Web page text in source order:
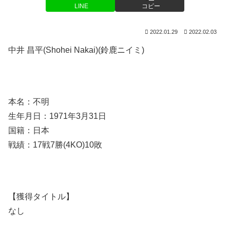
LINE コピー
2022.01.29 2022.02.03
中井 昌平(Shohei Nakai)(鈴鹿ニイミ)
本名：不明
生年月日：1971年3月31日
国籍：日本
戦績：17戦7勝(4KO)10敗
【獲得タイトル】
なし